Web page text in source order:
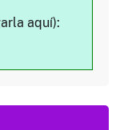
aquí):